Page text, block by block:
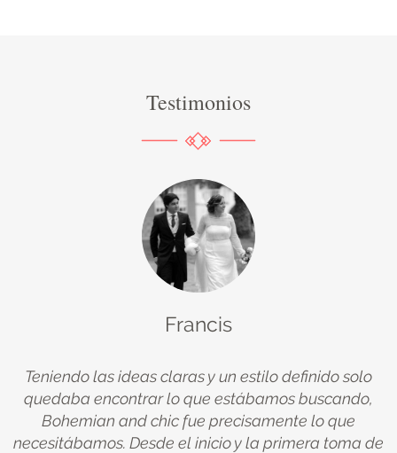
Testimonios
Francis
Teniendo las ideas claras y un estilo definido solo
quedaba encontrar lo que estábamos buscando,
Bohemian and chic fue precisamente lo que
necesitábamos. Desde el inicio y la primera toma de